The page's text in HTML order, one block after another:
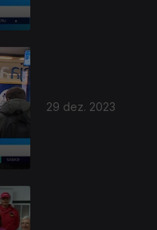
29 dez. 2023